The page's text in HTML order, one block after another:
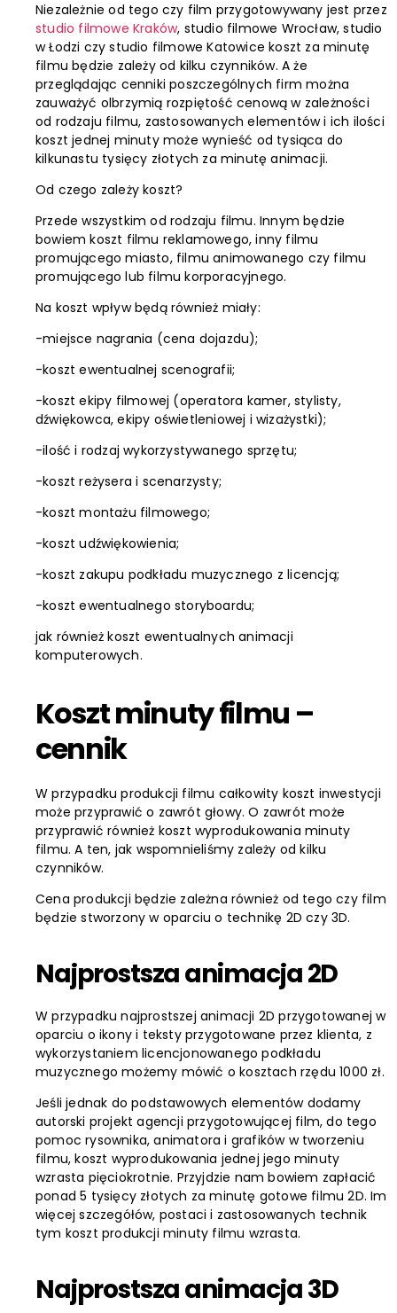
Niezależnie od tego czy film przygotowywany jest przez
studio filmowe Kraków, studio filmowe Wrocław, studio
w Łodzi czy studio filmowe Katowice koszt za minutę
filmu będzie zależy od kilku czynników. A że
przeglądając cenniki poszczególnych firm można
zauważyć olbrzymią rozpiętość cenową w zależności
od rodzaju filmu, zastosowanych elementów i ich ilości
koszt jednej minuty może wynieść od tysiąca do
kilkunastu tysięcy złotych za minutę animacji.
Od czego zależy koszt?
Przede wszystkim od rodzaju filmu. Innym będzie
bowiem koszt filmu reklamowego, inny filmu
promującego miasto, filmu animowanego czy filmu
promującego lub filmu korporacyjnego.
Na koszt wpływ będą również miały:
-miejsce nagrania (cena dojazdu);
-koszt ewentualnej scenografii;
-koszt ekipy filmowej (operatora kamer, stylisty,
dźwiękowca, ekipy oświetleniowej i wizażystki);
-ilość i rodzaj wykorzystywanego sprzętu;
-koszt reżysera i scenarzysty;
-koszt montażu filmowego;
-koszt udźwiękowienia;
-koszt zakupu podkładu muzycznego z licencją;
-koszt ewentualnego storyboardu;
jak również koszt ewentualnych animacji
komputerowych.
Koszt minuty filmu –
cennik
W przypadku produkcji filmu całkowity koszt inwestycji
może przyprawić o zawrót głowy. O zawrót może
przyprawić również koszt wyprodukowania minuty
filmu. A ten, jak wspomnieliśmy zależy od kilku
czynników.
Cena produkcji będzie zależna również od tego czy film
będzie stworzony w oparciu o technikę 2D czy 3D.
Najprostsza animacja 2D
W przypadku najprostszej animacji 2D przygotowanej w
oparciu o ikony i teksty przygotowane przez klienta, z
wykorzystaniem licencjonowanego podkładu
muzycznego możemy mówić o kosztach rzędu 1000 zł.
Jeśli jednak do podstawowych elementów dodamy
autorski projekt agencji przygotowującej film, do tego
pomoc rysownika, animatora i grafików w tworzeniu
filmu, koszt wyprodukowania jednej jego minuty
wzrasta pięciokrotnie. Przyjdzie nam bowiem zapłacić
ponad 5 tysięcy złotych za minutę gotowe filmu 2D. Im
więcej szczegółów, postaci i zastosowanych technik
tym koszt produkcji minuty filmu wzrasta.
Najprostsza animacja 3D